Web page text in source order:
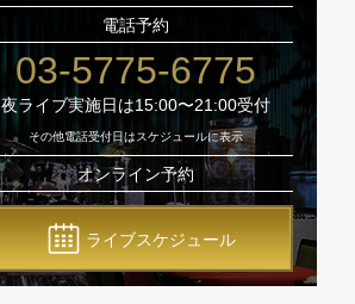
電話予約
03-5775-6775
夜ライブ実施日は15:00〜21:00受付
その他電話受付日はスケジュールに表示
オンライン予約
ライブスケジュール